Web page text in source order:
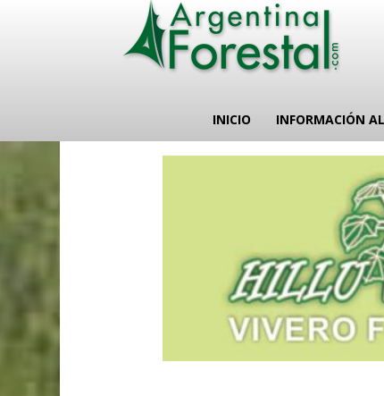
INICIO INFORMACIÓN